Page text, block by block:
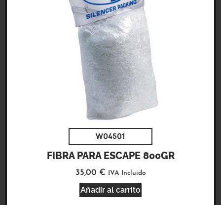
W04501
FIBRA PARA ESCAPE 800GR
35,00 € IVA Incluido
Añadir al carrito